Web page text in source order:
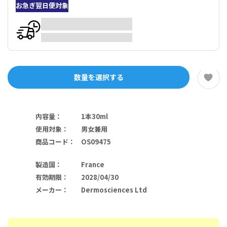
お急ぎ翌日便対象
数量を選択する
内容量 ：
1本30ml
使用対象 ：
男女兼用
商品コード ： OS09475
製造国 ：
France
有効期限 ：
2028/04/30
メーカー ： Dermosciences Ltd